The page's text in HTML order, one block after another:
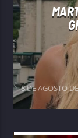
8 DE AGOSTO